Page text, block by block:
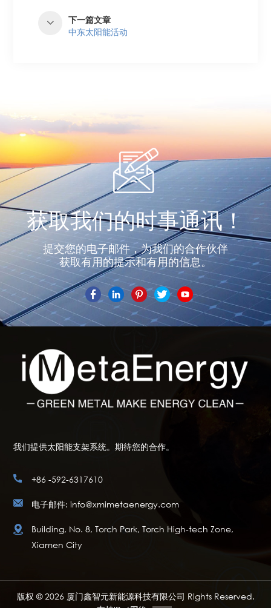
下一篇文章
中东太阳能活动
获取我们的时事通讯！
提交您的电子邮件，为我们的合作伙伴
获取有用的提示和有用的信息。
我们提供太阳能支架系统。期待您的合作。
+86 -592-6317610
电子邮件: info@xmimetaenergy.com
Building, No. 8, Torch Park, Torch High-tech Zone,
Xiamen City
版权 © 2026 厦门鑫智元新能源科技有限公司 Rights Reserved.